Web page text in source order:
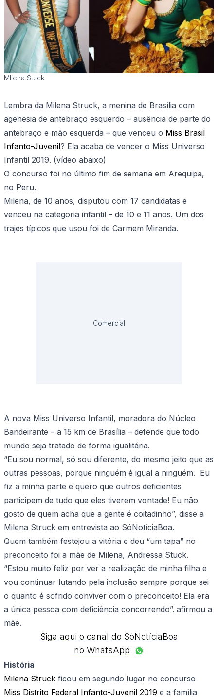
MIlena Stuck
Lembra da Milena Struck, a menina de Brasília com
agenesia de antebraço esquerdo – ausência de parte do
antebraço e mão esquerda – que venceu o Miss Brasil
Infanto-Juvenil? Ela acaba de vencer o Miss Universo
Infantil 2019. (vídeo abaixo)
O concurso foi no último fim de semana em Arequipa,
no Peru.
Milena, de 10 anos, disputou com 17 candidatas e
venceu na categoria infantil – de 10 e 11 anos. Um dos
trajes típicos que usou foi de Carmem Miranda.
Comercial
A nova Miss Universo Infantil, moradora do Núcleo
Bandeirante – a 15 km de Brasília – defende que todo
mundo seja tratado de forma igualitária.
“Eu sou normal, só sou diferente, do mesmo jeito que as
outras pessoas, porque ninguém é igual a ninguém. Eu
fiz a minha parte e quero que outros deficientes
participem de tudo que eles tiverem vontade! Eu não
gosto de quem acha que a gente é coitadinho”, disse a
Milena Struck em entrevista ao SóNotíciaBoa.
Quem também festejou a vitória e deu “um tapa” no
preconceito foi a mãe de Milena, Andressa Stuck.
“Estou muito feliz por ver a realização de minha filha e
vou continuar lutando pela inclusão sempre porque sei
o quanto é sofrido conviver com o preconceito! Ela era
a única pessoa com deficiência concorrendo”. afirmou a
mãe.
Siga aqui o canal do SóNotíciaBoa
no WhatsApp
História
Milena Struck ficou em segundo lugar no concurso
Miss Distrito Federal Infanto-Juvenil 2019 e a família